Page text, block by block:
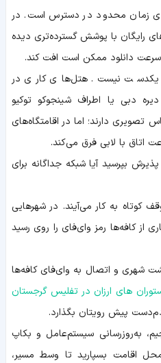
زمان محدود در دسترس است. در
رایگان با پوشش گسترده‌تری دیده
دانلود ممکن است افت کند.
یکدست نیست. هتل‌های کاری در
دبی یا اطراف شینجوکو توکیو
تصویری دارند؛ اما در اقامتگاه‌های
اتاق با لابی فرق می‌کند.
بپرسید آیا شبکه جداگانه برای
کوتاه به کار می‌آیند. در شهرهایی
از کافه‌ها رمز وای‌فای را روی رسید
شهری و اتصال به وای‌فای کافه‌ها
های ارزان در تفلیس گرجستان
پیش رویتان بگذارد.
به‌روزرسانی سیستم‌عامل و بکاپ
اقامت بسپارید تا وسط مسیر،